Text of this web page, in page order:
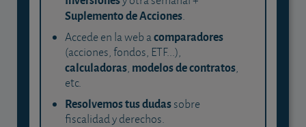
Suplemento de Acciones.
Accede en la web acomparadores
(acciones, fondos, ETF...),
calculadoras, modelos de contratos,
etc.
Resolvemos tus dudassobre
fiscalidad y derechos.